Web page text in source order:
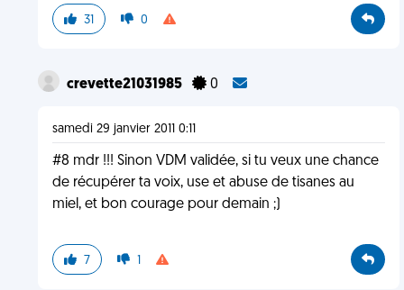
31 0
crevette21031985 0
samedi 29 janvier 2011 0:11
#8 mdr !!! Sinon VDM validée, si tu veux une chance
de récupérer ta voix, use et abuse de tisanes au
miel, et bon courage pour demain ;)
7 1